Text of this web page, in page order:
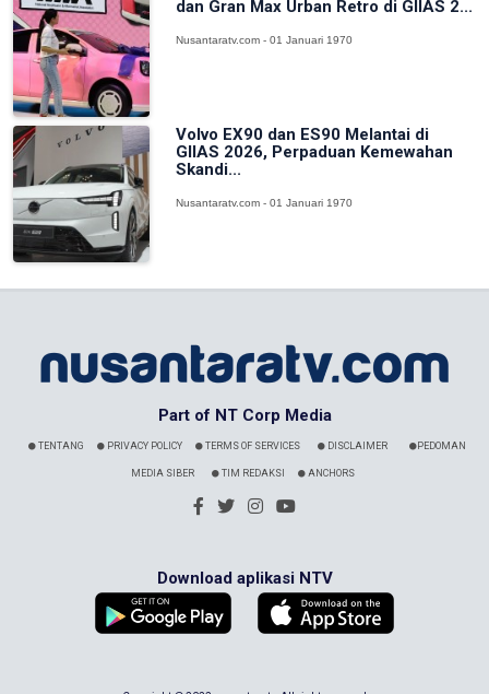
dan Gran Max Urban Retro di GIIAS 2...
Nusantaratv.com - 01 Januari 1970
Volvo EX90 dan ES90 Melantai di
GIIAS 2026, Perpaduan Kemewahan
Skandi...
Nusantaratv.com - 01 Januari 1970
Part of NT Corp Media
TENTANG PRIVACY POLICY TERMS OF SERVICES DISCLAIMER PEDOMAN
MEDIA SIBER TIM REDAKSI ANCHORS
Download aplikasi NTV